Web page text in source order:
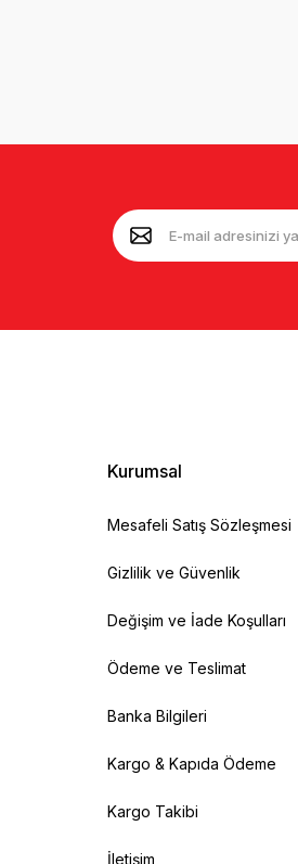
Kurumsal
Mesafeli Satış Sözleşmesi
Gizlilik ve Güvenlik
Değişim ve İade Koşulları
Ödeme ve Teslimat
Banka Bilgileri
Kargo & Kapıda Ödeme
Kargo Takibi
İletişim